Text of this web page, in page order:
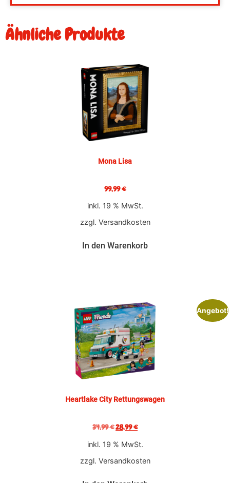
Ähnliche Produkte
Mona Lisa
99,99€
inkl. 19 % MwSt.
zzgl. Versandkosten
In den Warenkorb
Angebot!
Heartlake City Rettungswagen
34,99€28,99€
inkl. 19 % MwSt.
zzgl. Versandkosten